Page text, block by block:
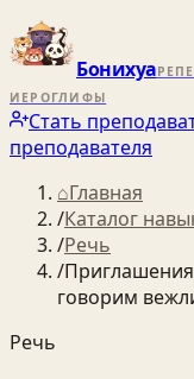
Бонихуа
ИЕРОГЛИФЫ
Стать
преподавателя
⌂Главная
/Каталог
/Речь
/
говорим
Речь